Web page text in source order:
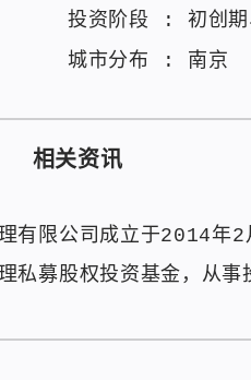
投资阶段 : 初创期
城市分布 :
南京
相关资讯
有限公司成立于2014年
私募股权投资基金，从